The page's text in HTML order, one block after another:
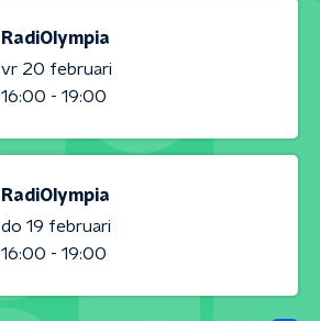
RadiOlympia
vr 20 februari
16:00 - 19:00
RadiOlympia
do 19 februari
16:00 - 19:00